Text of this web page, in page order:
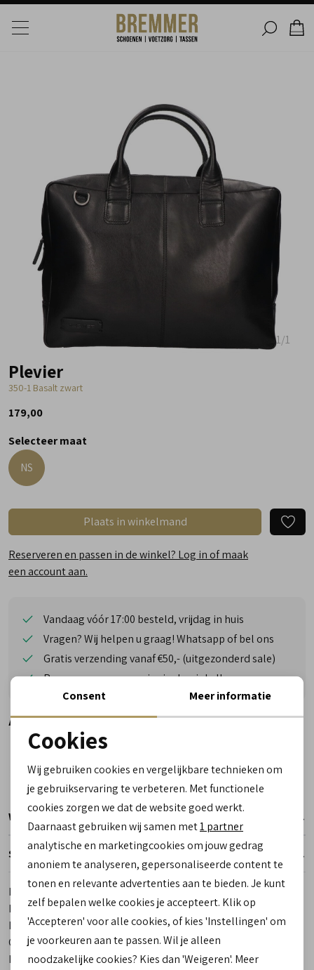
1/1
Plevier
350-1 Basalt zwart
179,00
Selecteer maat
NS
Plaats in winkelmand
Reserveren en passen in de winkel? Log in of maak
een account aan.
Vandaag vóór 17:00 besteld, vrijdag in huis
Vragen? Wij helpen u graag! Whatsapp of bel ons
Gratis verzending vanaf €50,- (uitgezonderd sale)
Reserveer- en passervice in de winkel!
Alternatieve kleuren
Winkelvoorraad
Specificaties
Merk
Plevier
Leveranciercode
350-1 Basalt
Bestelcode
00023526-1
Categorie
Laptoptassen
Kleur
Zwart
Noodzakelijke cookies
Analytische cookies
Marketing cookies
Consent Meer informatie
Cookies
Wij gebruiken cookies en vergelijkbare technieken om
je gebruikservaring te verbeteren. Met functionele
cookies zorgen we dat de website goed werkt.
Daarnaast gebruiken wij samen met1 partner
analytische en marketingcookies om jouw gedrag
anoniem te analyseren, gepersonaliseerde content te
tonen en relevante advertenties aan te bieden. Je kunt
zelf bepalen welke cookies je accepteert. Klik op
'Accepteren' voor alle cookies, of kies 'Instellingen' om
je voorkeuren aan te passen. Wil je alleen
noodzakelijke cookies? Kies dan 'Weigeren'. Meer